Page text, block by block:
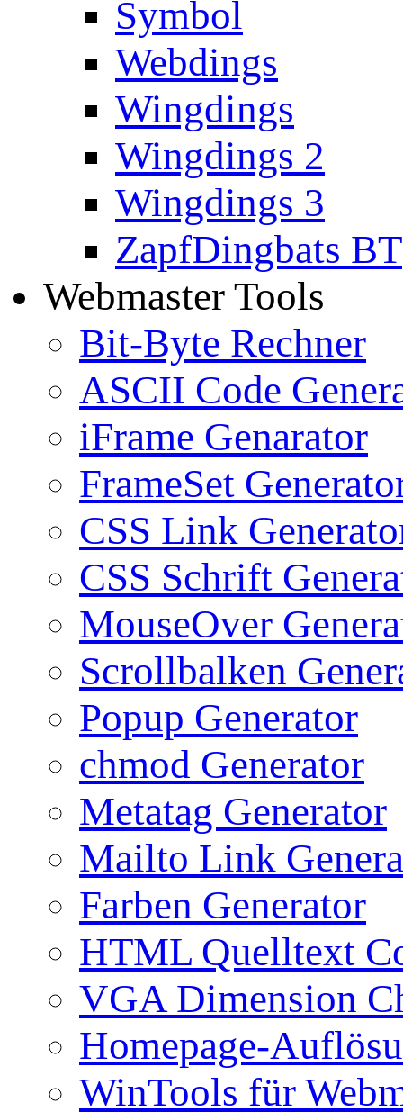
Symbol
Webdings
Wingdings
Wingdings 2
Wingdings 3
ZapfDingbats BT
Webmaster Tools
Bit-Byte Rechner
ASCII Code
iFrame Genarator
FrameSet
CSS Link
CSS Schrift
MouseOver
Scrollbalken
Popup Generator
chmod Generator
Metatag Generator
Mailto Link
Farben Generator
HTML Quelltext
VGA Dimension
Homepage-
WinTools für